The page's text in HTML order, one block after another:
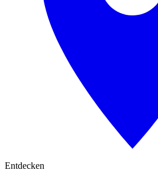
Entdecken